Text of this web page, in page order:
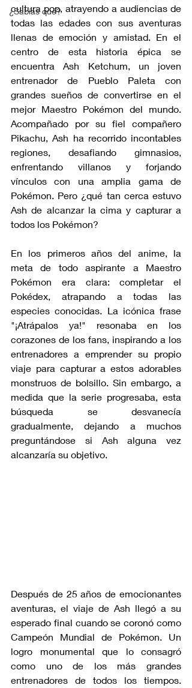
¿Sabías qué?
cultura pop, atrayendo a audiencias de
todas las edades con sus aventuras
llenas de emoción y amistad. En el
centro de esta historia épica se
encuentra Ash Ketchum, un joven
entrenador de Pueblo Paleta con
grandes sueños de convertirse en el
mejor Maestro Pokémon del mundo.
Acompañado por su fiel compañero
Pikachu, Ash ha recorrido incontables
regiones, desafiando gimnasios,
enfrentando villanos y forjando
vínculos con una amplia gama de
Pokémon. Pero ¿qué tan cerca estuvo
Ash de alcanzar la cima y capturar a
todos los Pokémon?
En los primeros años del anime, la
meta de todo aspirante a Maestro
Pokémon era clara: completar el
Pokédex, atrapando a todas las
especies conocidas. La icónica frase
"¡Atrápalos ya!" resonaba en los
corazones de los fans, inspirando a los
entrenadores a emprender su propio
viaje para capturar a estos adorables
monstruos de bolsillo. Sin embargo, a
medida que la serie progresaba, esta
búsqueda se desvanecía
gradualmente, dejando a muchos
preguntándose si Ash alguna vez
alcanzaría su objetivo.
Después de 25 años de emocionantes
aventuras, el viaje de Ash llegó a su
esperado final cuando se coronó como
Campeón Mundial de Pokémon. Un
logro monumental que lo consagró
como uno de los más grandes
entrenadores de todos los tiempos.